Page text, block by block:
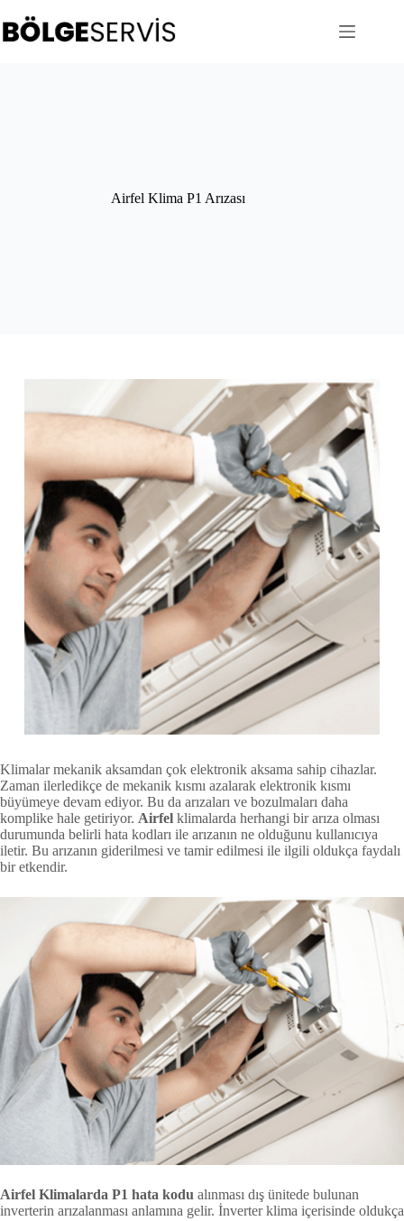
to
content
Airfel Klima P1 Arızası
Klimalar mekanik aksamdan çok elektronik aksama sahip cihazlar.
Zaman ilerledikçe de mekanik kısmı azalarak elektronik kısmı
büyümeye devam ediyor. Bu da arızaları ve bozulmaları daha
komplike hale getiriyor. Airfel klimalarda herhangi bir arıza olması
durumunda belirli hata kodları ile arızanın ne olduğunu kullanıcıya
iletir. Bu arızanın giderilmesi ve tamir edilmesi ile ilgili oldukça faydalı
bir etkendir.
Airfel Klimalarda P1 hata kodu alınması dış ünitede bulunan
inverterin arızalanması anlamına gelir. İnverter klima içerisinde oldukça